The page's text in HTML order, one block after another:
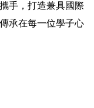
手，打造兼具國際
承在每一位學子心